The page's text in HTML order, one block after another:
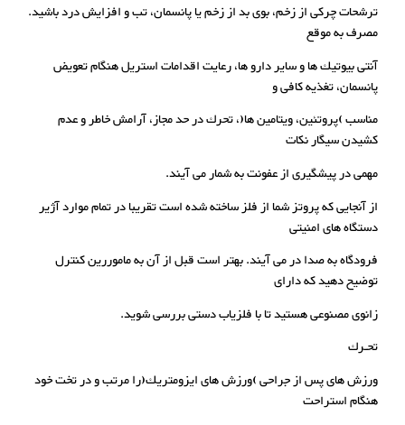
ترشحات چرکی از زخم، بوی بد از زخم یا پانسمان، تب و افزایش درد باشید.
مصرف به موقع
آنتی بیوتیك ها و سایر دارو ها، رعایت اقدامات استریل هنگام تعویض
پانسمان، تغذیه کافی و
مناسب )پروتئین، ویتامین ها(، تحرك در حد مجاز، آرامش خاطر و عدم
کشیدن سیگار نکات
مهمی در پیشگیری از عفونت به شمار می آیند.
از آنجایی که پروتز شما از فلز ساخته شده است تقریبا در تمام موارد آژیر
دستگاه های امنیتی
فرودگاه به صدا در می آیند. بهتر است قبل از آن به ماموررین کنترل
توضیح دهید که دارای
زانوی مصنوعی هستید تا با فلزیاب دستی بررسی شوید.
تحـرك
ورزش های پس از جراحی )ورزش های ایزومتریك(را مرتب و در تخت خود
هنگام استراحت